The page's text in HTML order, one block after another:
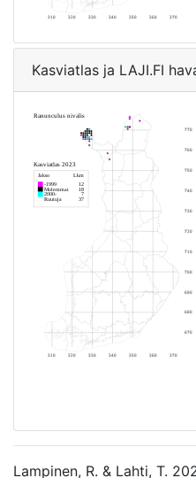
Kasviatlas ja LAJI.FI
Lampinen, R. & Lahti, T.